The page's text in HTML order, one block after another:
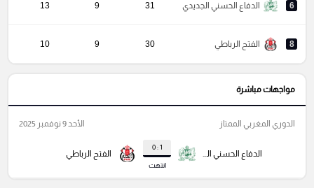
6 الدفاع الحسني الجديدي 31
9
13
8 الفتح الرباطي 30
9
10
مواجهات مباشرة
1 : 0
انتهت
الفتح الرباطي
الدوري المغربي الممتاز الأحد 9 نوفمبر 2025